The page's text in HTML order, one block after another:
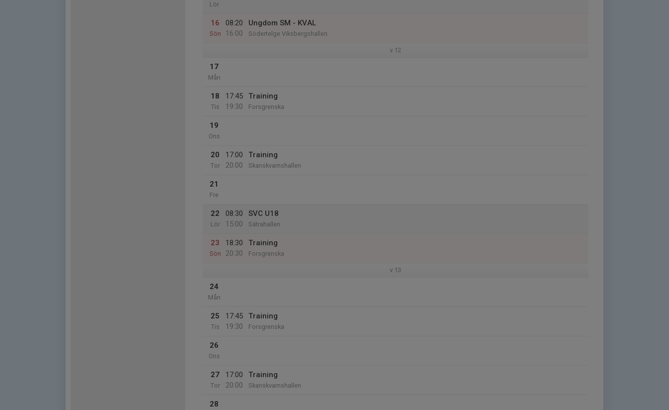
Lör
16
Sön
08:20
16:00
Ungdom SM - KVAL
Södertelge Viksbergshallen
v.12
17
Mån
18
Tis
17:45
19:30
Training
Forsgrenska
19
Ons
20
Tor
17:00
20:00
Training
Skanskvarnshallen
21
Fre
22
Lör
08:30
15:00
SVC U18
Sätrahallen
23
Sön
18:30
20:30
Training
Forsgrenska
v.13
24
Mån
25
Tis
17:45
19:30
Training
Forsgrenska
26
Ons
27
Tor
17:00
20:00
Training
Skanskvarnshallen
28